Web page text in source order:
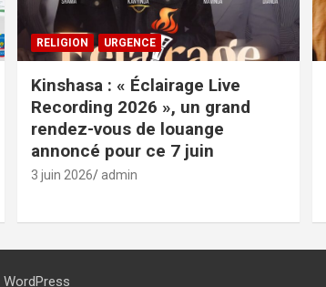
RELIGION URGENCE
Kinshasa : « Éclairage Live
Recording 2026 », un grand
rendez-vous de louange
annoncé pour ce 7 juin
3 juin 2026 admin
WordPress